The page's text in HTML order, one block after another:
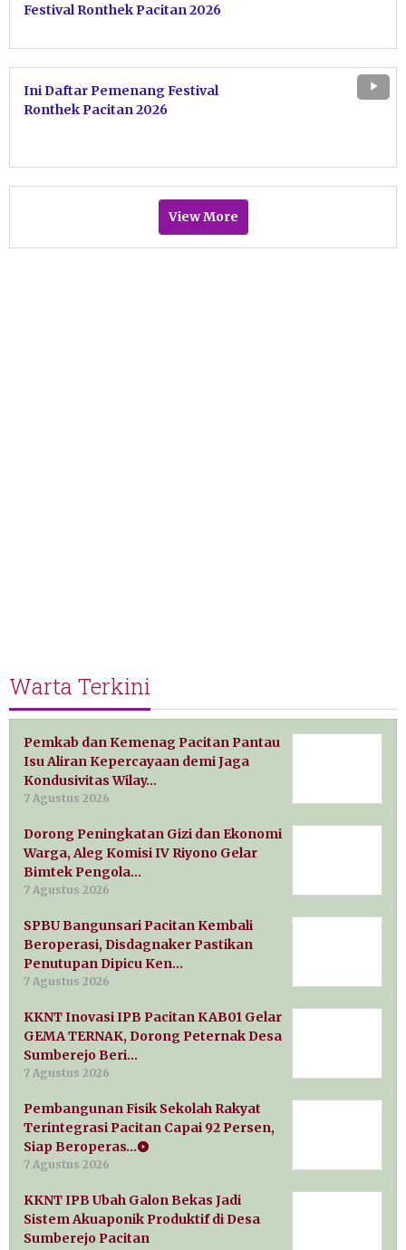
Festival Ronthek Pacitan 2026
Ini Daftar Pemenang Festival
Ronthek Pacitan 2026
View More
Warta Terkini
Pemkab dan Kemenag Pacitan Pantau
Isu Aliran Kepercayaan demi Jaga
Kondusivitas Wilay…
7 Agustus 2026
Dorong Peningkatan Gizi dan Ekonomi
Warga, Aleg Komisi IV Riyono Gelar
Bimtek Pengola…
7 Agustus 2026
SPBU Bangunsari Pacitan Kembali
Beroperasi, Disdagnaker Pastikan
Penutupan Dipicu Ken…
7 Agustus 2026
KKNT Inovasi IPB Pacitan KAB01 Gelar
GEMA TERNAK, Dorong Peternak Desa
Sumberejo Beri…
7 Agustus 2026
Pembangunan Fisik Sekolah Rakyat
Terintegrasi Pacitan Capai 92 Persen,
Siap Beroperas…
7 Agustus 2026
KKNT IPB Ubah Galon Bekas Jadi
Sistem Akuaponik Produktif di Desa
Sumberejo Pacitan